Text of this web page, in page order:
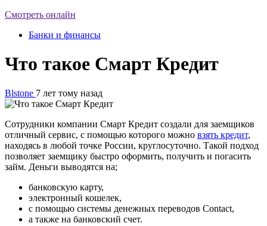
Смотреть онлайн
Банки и финансы
Что такое Смарт Кредит
Blstone 7 лет тому назад
Сотрудники компании Смарт Кредит создали для заемщиков
отличный сервис, с помощью которого можно взять кредит,
находясь в любой точке России, круглосуточно. Такой подход
позволяет заемщику быстро оформить, получить и погасить
займ. Деньги выводятся на;
банковскую карту,
электронный кошелек,
с помощью системы денежных переводов Contact,
а также на банковский счет.